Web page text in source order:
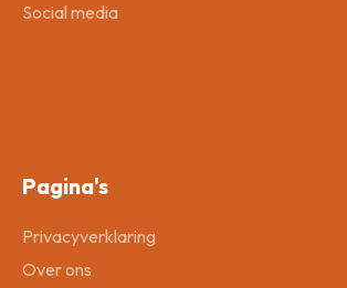
Social media
Pagina's
Privacyverklaring
Over ons